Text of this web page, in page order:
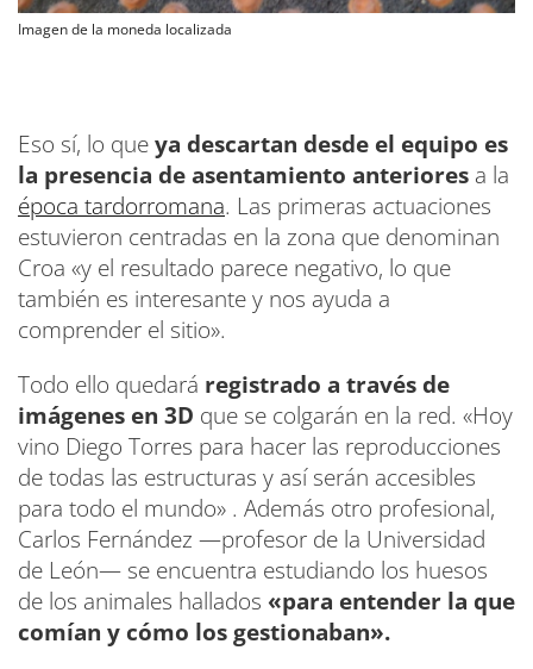
Imagen de la moneda localizada
Eso sí, lo queya descartan desde el equipo es
la presencia de asentamiento anteriores a la
época tardorromana. Las primeras actuaciones
estuvieron centradas en la zona que denominan
Croa «y el resultado parece negativo, lo que
también es interesante y nos ayuda a
comprender el sitio».
Todo ello quedará registrado a través de
imágenes en 3D que se colgarán en la red. «Hoy
vino Diego Torres para hacer las reproducciones
de todas las estructuras y así serán accesibles
para todo el mundo» . Además otro profesional,
Carlos Fernández —profesor de la Universidad
de León— se encuentra estudiando los huesos
de los animales hallados «para entender la que
comían y cómo los gestionaban».